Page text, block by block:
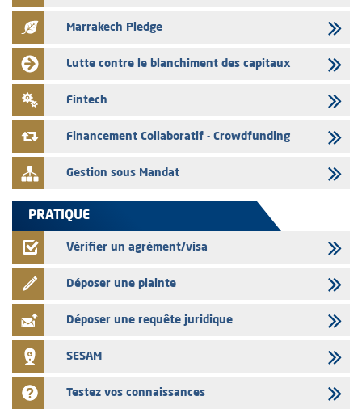
mois de juillet 2026
03/08/2026
L' AMMC publie les indicateurs mensuels du marché des capitaux pour
le mois de Juin 2026
31/07/2026
L’AMMC met sur son site internet les publications réalisées par les
émetteurs du 30 au 31 juillet 2026
Marrakech Pledge
Lutte contre le blanchiment des capitaux
Fintech
Financement Collaboratif - Crowdfunding
Gestion sous Mandat
PRATIQUE
Vérifier un agrément/visa
Déposer une plainte
Déposer une requête juridique
SESAM
Testez vos connaissances